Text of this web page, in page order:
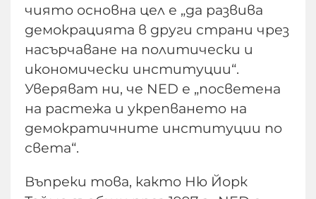
чиято основна цел е „да развива
демокрацията в други страни чрез
насърчаване на политически и
икономически институции“.
Уверяват ни, че NED е „посветена
на растежа и укрепването на
демократичните институции по
света“.
Въпреки това, както Ню Йорк